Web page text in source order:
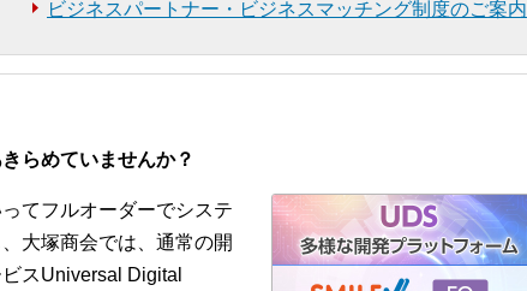
ビジネスパートナー・ビジネスマッチング制度のご案内
らめていませんか？
てフルオーダーでシステ
大塚商会では、通常の開
スUniversal Digital